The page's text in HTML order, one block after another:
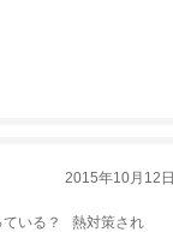
2015年10月12日
いる？ 熱対策され